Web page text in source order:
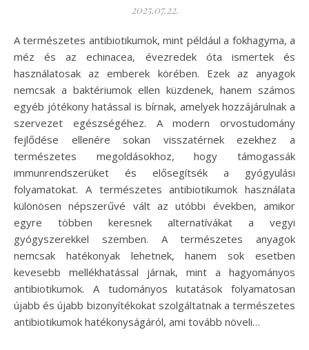
2025.07.22.
A természetes antibiotikumok, mint például a fokhagyma, a
méz és az echinacea, évezredek óta ismertek és
használatosak az emberek körében. Ezek az anyagok
nemcsak a baktériumok ellen küzdenek, hanem számos
egyéb jótékony hatással is bírnak, amelyek hozzájárulnak a
szervezet egészségéhez. A modern orvostudomány
fejlődése ellenére sokan visszatérnek ezekhez a
természetes megoldásokhoz, hogy támogassák
immunrendszerüket és elősegítsék a gyógyulási
folyamatokat. A természetes antibiotikumok használata
különösen népszerűvé vált az utóbbi években, amikor
egyre többen keresnek alternatívákat a vegyi
gyógyszerekkel szemben. A természetes anyagok
nemcsak hatékonyak lehetnek, hanem sok esetben
kevesebb mellékhatással járnak, mint a hagyományos
antibiotikumok. A tudományos kutatások folyamatosan
újabb és újabb bizonyítékokat szolgáltatnak a természetes
antibiotikumok hatékonyságáról, ami tovább növeli…